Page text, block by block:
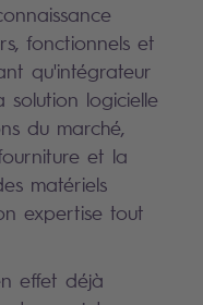
fonctionnels et
qu'intégrateur
solution logicielle
du marché,
et la
matériels
expertise tout
effet déjà